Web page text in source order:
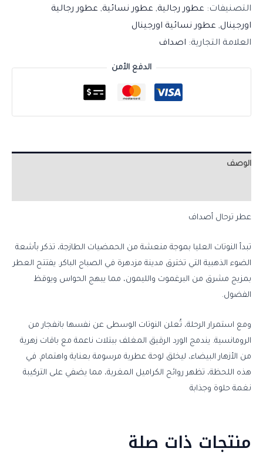
التصنيفات: عطور رجالية, عطور نسائية, عطور رجالية
اورجينال, عطور نسائية اورجينال
العلامة التجارية: اصداف
الدفع الأمن
الوصف
عطر ترحال أصداف
تبدأ النوتات العليا بموجة منعشة من الحمضيات الطازجة، تذكر بأشعة
الضوء الذهبية التي تخترق مدينة مزدهرة في الصباح الباكر. يفتتح العطر
بمزيج مشرق من البرغموت والليمون، مما يبهج الحواس ويوقظ
الفضول.
ومع استمرار الرحلة، تُعلن النوتات الوسطى عن نفسها بانفجار من
الرومانسية. يندمج الورد الرقيق المغلف ببتلات ناعمة مع باقات زهرية
من الأزهار البيضاء، ليخلق لوحة عطرية مرسومة بعناية واهتمام. في
هذه اللحظة، تظهر روائح الكراميل المغرية، مما يضفي على التركيبة
نغمة حلوة وجذابة
منتجات ذات صلة